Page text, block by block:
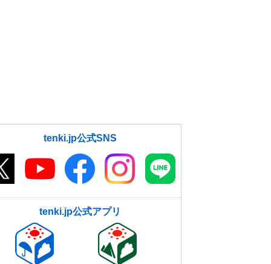
tenki.jp公式SNS
tenki.jp公式アプリ